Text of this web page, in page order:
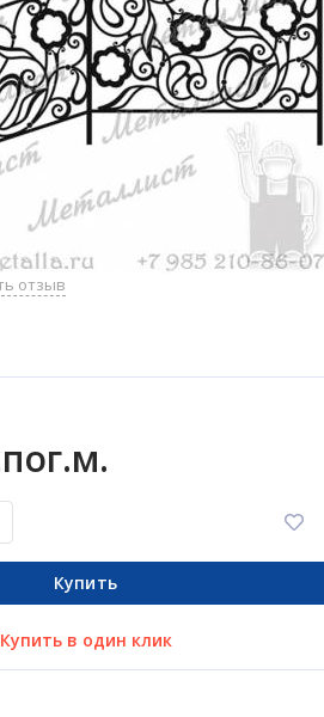
отзыв
Купить
Купить в один клик